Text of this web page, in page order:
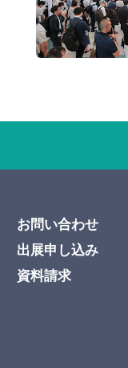
お問い合わせ
出展申し込み
資料請求